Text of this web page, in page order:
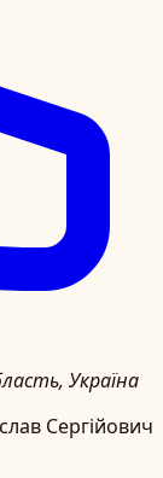
Україна
Сергійович